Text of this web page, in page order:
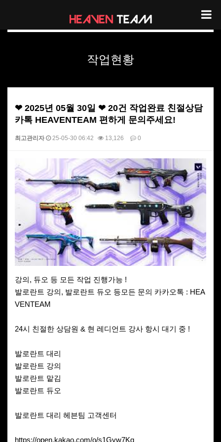
헤븐팀 작업현황
작업현황
❤ 2025년 05월 30일 ❤ 20건 작업완료 친절상담
카톡 HEAVENTEAM 편하게 문의주세요!
최고관리자 25-05-30 06:42 13,126 0
강의, 듀오 등 모든 작업 진행가능 !
발로란트 강의, 발로란트 듀오 등모든 문의 카카오톡 : HEA
VENTEAM
24시 친절한 상담원 & 현 레디언트 강사 항시 대기 중 !
발로란트 대리
발로란트 강의
발로란트 맡김
발로란트 듀오
발로란트 대리 헤븐팀 고객센터
https://open.kakao.com/o/s1Gyw7Kg